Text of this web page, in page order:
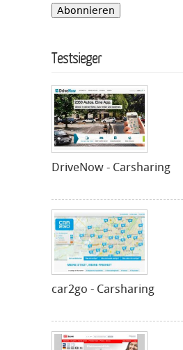
Testsieger
DriveNow - Carsharing
car2go - Carsharing